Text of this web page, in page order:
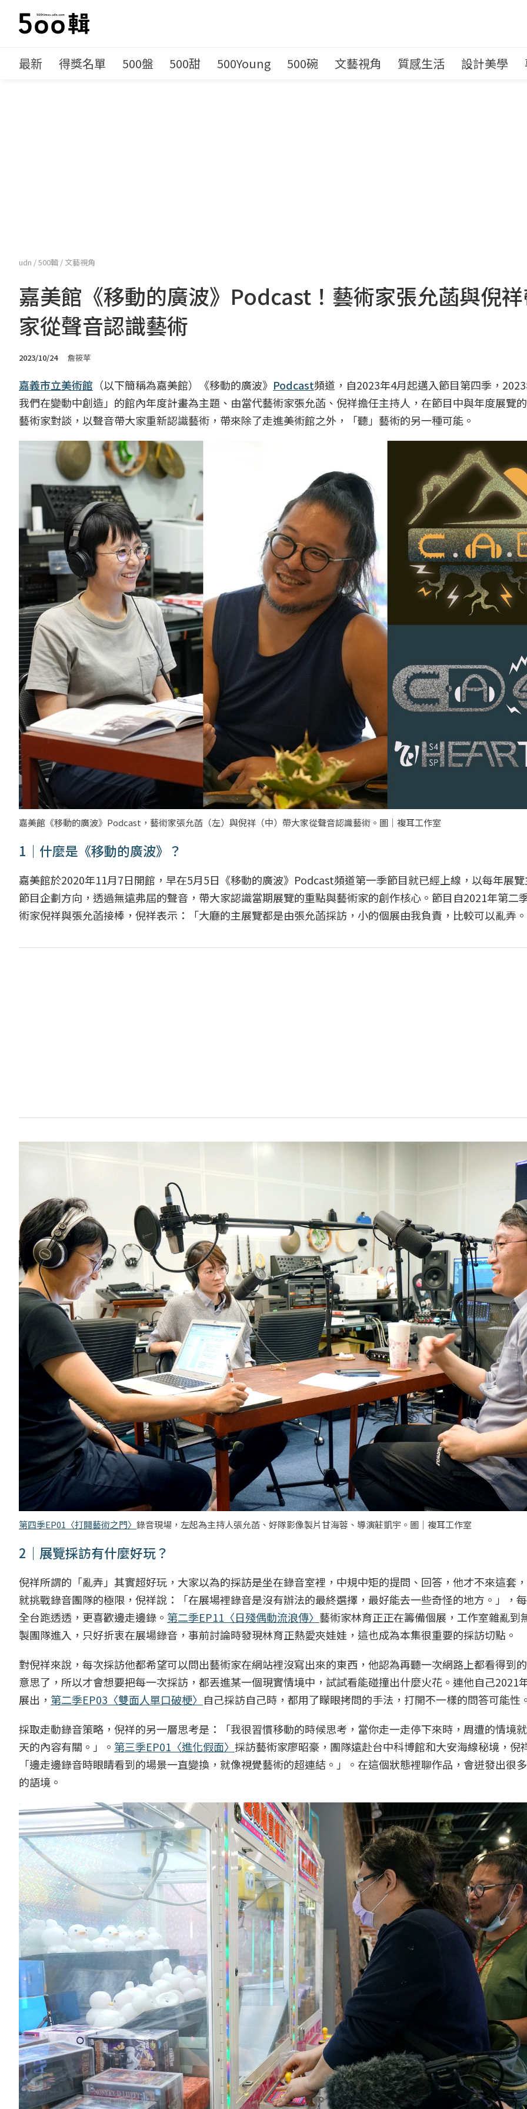
最新 得獎名單 500盤 500甜 500Young 500碗 文藝視角 質感生活 設計美學
udn /500輯 / 文藝視角
嘉美館《移動的廣波》Podcast！藝術家張允菡與倪
家從聲音認識藝術
2023/10/24 詹筱苹
嘉義市立美術館 （以下簡稱為嘉美館）《移動的廣波》 Podcast頻道，自2023年4月起邁入節目第四季，
我們在變動中創造」的館內年度計畫為主題、由當代藝術家張允菡、倪祥擔任主持人，在節目中與年度展覽
藝術家對談，以聲音帶大家重新認識藝術，帶來除了走進美術館之外，「聽」藝術的另一種可能。
嘉美館《移動的廣波》Podcast，藝術家張允菡（左）與倪祥（中）帶大家從聲音認識藝術。圖｜複耳工作室
1｜什麼是《移動的廣波》？
嘉美館於2020年11月7日開館，早在5月5日《移動的廣波》Podcast頻道第一季節目就已經上線，以每年展
節目企劃方向，透過無遠弗屆的聲音，帶大家認識當期展覽的重點與藝術家的創作核心。節目自2021年第二
術家倪祥與張允菡接棒，倪祥表示：「大廳的主展覽都是由張允菡採訪，小的個展由我負責，比較可以亂弄
第四季EP01〈打開藝術之門〉 錄音現場，左起為主持人張允菡、好隊影像製片甘海蓉、導演莊凱宇。圖｜複耳工作室
2｜展覽採訪有什麼好玩？
倪祥所謂的「亂弄」其實超好玩，大家以為的採訪是坐在錄音室裡，中規中矩的提問、回答，他才不來這套
就挑戰錄音團隊的極限，倪祥說：「在展場裡錄音是沒有辦法的最終選擇，最好能去一些奇怪的地方。」，
全台跑透透，更喜歡邊走邊錄。 第二季EP11〈日殘偶動流浪傳〉 藝術家林育正正在籌備個展，工作室雜亂到
製團隊進入，只好折衷在展場錄音，事前討論時發現林育正熱愛夾娃娃，這也成為本集很重要的採訪切點。
對倪祥來說，每次採訪他都希望可以問出藝術家在網站裡沒寫出來的東西，他認為再聽一次網路上都看得到
意思了，所以才會想要把每一次採訪，都丟進某一個現實情境中，試試看能碰撞出什麼火花。連他自己2021
展出， 第二季EP03〈雙面人單口破梗〉 自己採訪自己時，都用了矇眼拷問的手法，打開不一樣的問答可能性
採取走動錄音策略，倪祥的另一層思考是：「我很習慣移動的時候思考，當你走一走停下來時，周遭的情境
天的內容有關。」。 第三季EP01〈進化假面〉 採訪藝術家廖昭豪，團隊遠赴台中科博館和大安海線秘境，倪
「邊走邊錄音時眼睛看到的場景一直變換，就像視覺藝術的超連結。」。在這個狀態裡聊作品，會迸發出很
的語境。